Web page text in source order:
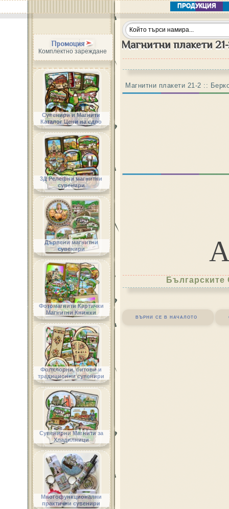
ПРОДУКЦИЯ
Магнитни плакети
Магнитни плакети 21-2 ::
върни се в началото
Промоция
Комплектно зареждане
Сувенири и Магнити
Каталог Цени на едро
3Д Релефни магнитни
сувенири
Дървени магнитни
сувенири
Фотомагнити Картички
Магнитни Книжки
Фолклорни, битови и
традиционни сувенири
Сувенирни Магнити за
Хладилници
Многофункционални
практични сувенири